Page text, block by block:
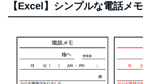
【Excel】シンプルな電話メ